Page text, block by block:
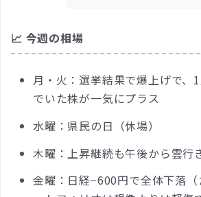
📈 今週の相場
月・火：選挙結果で爆上げで、
でいた株が一気にプラス
水曜：県民の日（休場）
木曜：上昇継続も午後から雲行
金曜：日経−600円で全体下落